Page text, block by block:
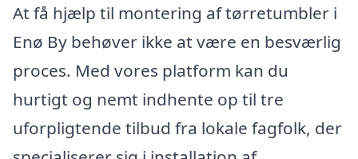
At få hjælp til montering af tørretumbler i
Enø By behøver ikke at være en besværlig
proces. Med vores platform kan du
hurtigt og nemt indhente op til tre
uforpligtende tilbud fra lokale fagfolk, der